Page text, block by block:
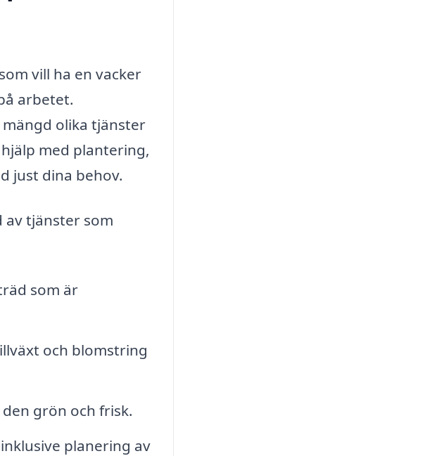
vill ha en vacker
arbetet.
olika tjänster
med plantering,
just dina behov.
tjänster som
som är
och blomstring
grön och frisk.
planering av